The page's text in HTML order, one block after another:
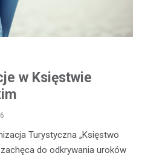
w Księstwie
Turystyczna „Księstwo
do odkrywania uroków